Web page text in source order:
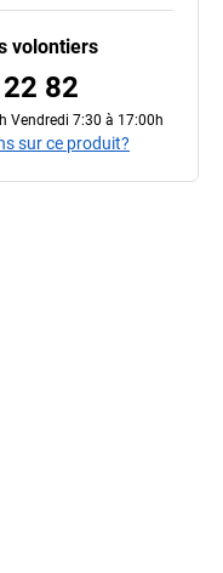
volontiers
82
Vendredi 7:30 à 17:00h
sur ce produit?